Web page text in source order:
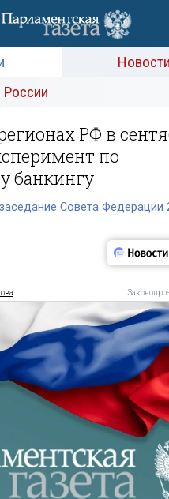
Новости
России
РФ в
по
банкингу
Совета Федерации